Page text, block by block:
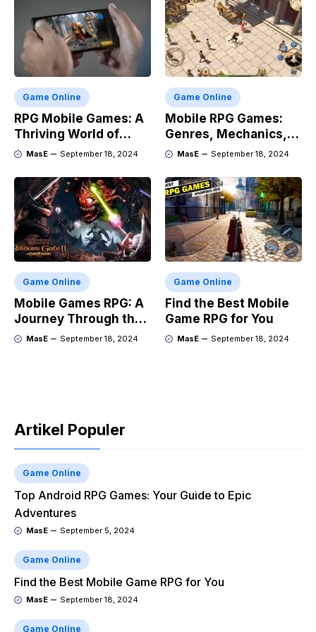
Game Online
RPG Mobile Games: A
Thriving World of
Adventure
MasE September 18, 2024
Game Online
Mobile RPG Games:
Genres, Mechanics,
and Market Trends
MasE September 18, 2024
Game Online
Mobile Games RPG: A
Journey Through the
Genres Evolution
MasE September 18, 2024
Game Online
Find the Best Mobile
Game RPG for You
MasE September 18, 2024
Artikel Populer
Game Online
Top Android RPG Games: Your Guide to Epic
Adventures
MasE September 5, 2024
Game Online
Find the Best Mobile Game RPG for You
MasE September 18, 2024
Game Online